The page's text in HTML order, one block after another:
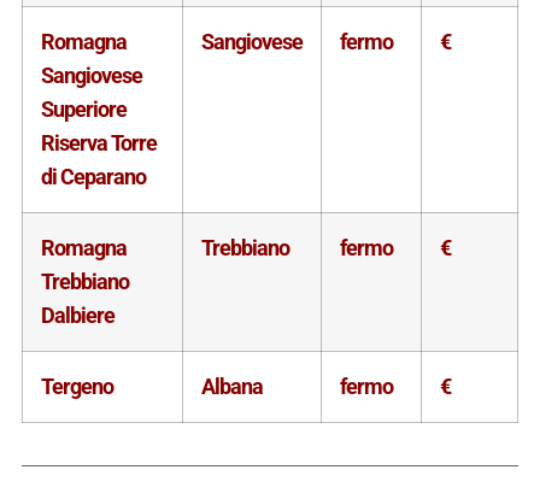
Romagna
Sangiovese
Superiore
Riserva Torre
di Ceparano
Sangiovese fermo €
Romagna
Trebbiano
Dalbiere
Trebbiano fermo €
Tergeno Albana fermo €